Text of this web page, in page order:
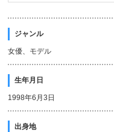
ジャンル
女優、モデル
生年月日
1998年6月3日
出身地